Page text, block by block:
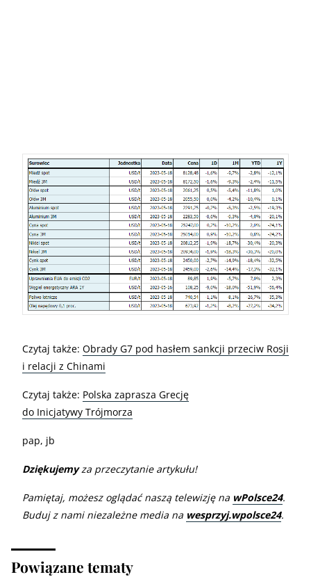
Czytaj także: Obrady G7 pod hasłem sankcji przeciw Rosji
i relacji z Chinami
Czytaj także: Polska zaprasza Grecję
do Inicjatywy Trójmorza
pap, jb
Dziękujemyza przeczytanie artykułu!
Pamiętaj, możesz oglądać naszą telewizję na wPolsce24.
Buduj z nami niezależne media na wesprzyj.wpolsce24.
Powiązane tematy